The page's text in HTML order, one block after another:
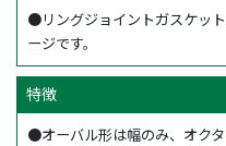
●リングジョイントガスケッ
ージです。
特徴
●オーバル形は幅のみ、オク